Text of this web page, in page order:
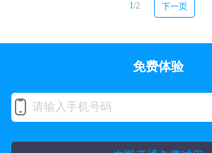
1/2 下一页
免费体验